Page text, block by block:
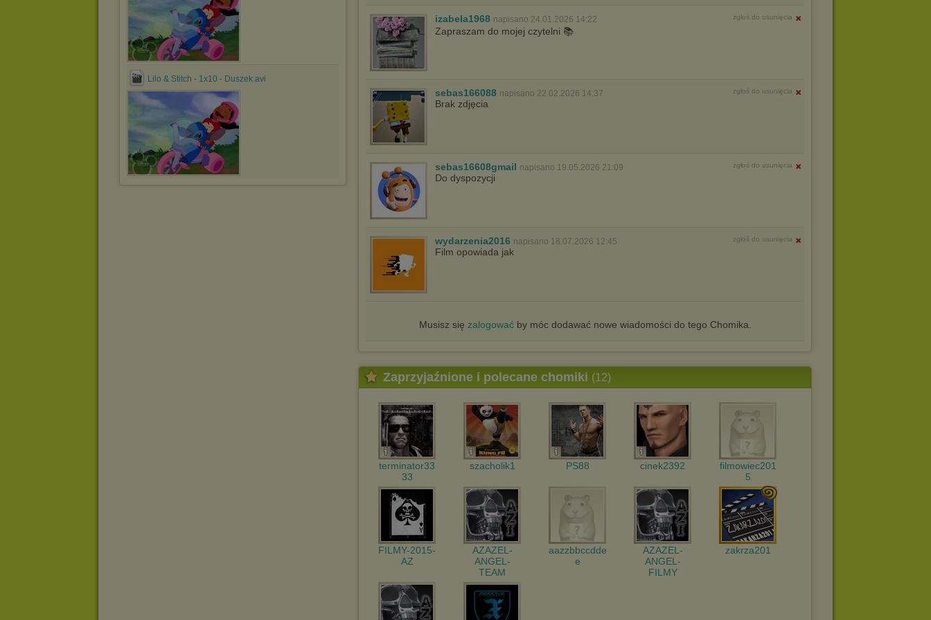
Lilo & Stitch - 1x10 - Duszek.avi
izabela1968 napisano 24.01.2026 14:22 zgłoś do usunięcia
Zapraszam do mojej czytelni 📚
sebas166088 napisano 22.02.2026 14:37 zgłoś do usunięcia
Brak zdjęcia
sebas16608gmail napisano 19.05.2026 21:09 zgłoś do usunięcia
Do dyspozycji
wydarzenia2016 napisano 18.07.2026 12:45 zgłoś do usunięcia
Film opowiada jak
Musisz się zalogowaćby móc dodawać nowe wiadomości do tego Chomika.
Zaprzyjaźnione i polecane chomiki (12)
terminator33
33
szacholik1 PS88 cinek2392
filmowiec201
5
FILMY-2015-
AZ
AZAZEL-
ANGEL-
TEAM
aazzbbccdde
e
AZAZEL-
ANGEL-
FILMY
zakrza201